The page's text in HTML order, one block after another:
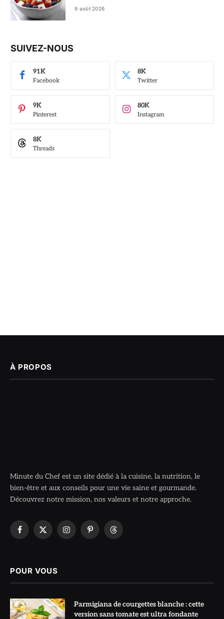
9 août 2026
SUIVEZ-NOUS
Facebook
91K
Twitter
8K
Pinterest
9K
Instagram
80K
Threads
8K
À PROPOS
Minute du Chef est un site dédié à la cuisine, la nutrition, le
bien-être et aux conseils pour une vie saine et gourmande.
Découvrez notre mission, nos valeurs et notre approche.
Facebook
X
InstagramPinterestThreads
POUR VOUS
Parmigiana de courgettes blanche : cette
version sans tomate est ultra fondante